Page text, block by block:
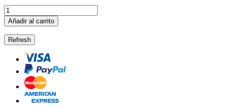
Añadir al carrito